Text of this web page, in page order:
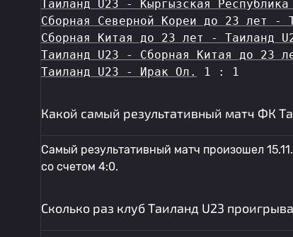
Таиланд U23 - Кыргызская Республика
Сборная Северной Кореи до 23 лет -
Сборная Китая до 23 лет - Таиланд
Таиланд U23 - Сборная Китая до 23
Таиланд U23 - Ирак Ол.
1 : 1
Какой самый результативный матч ФК
Самый результативный матч произошел
со счетом 4:0.
Сколько раз клуб Таиланд U23